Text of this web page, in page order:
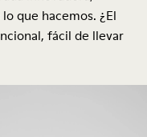
que hacemos. ¿El
fácil de llevar